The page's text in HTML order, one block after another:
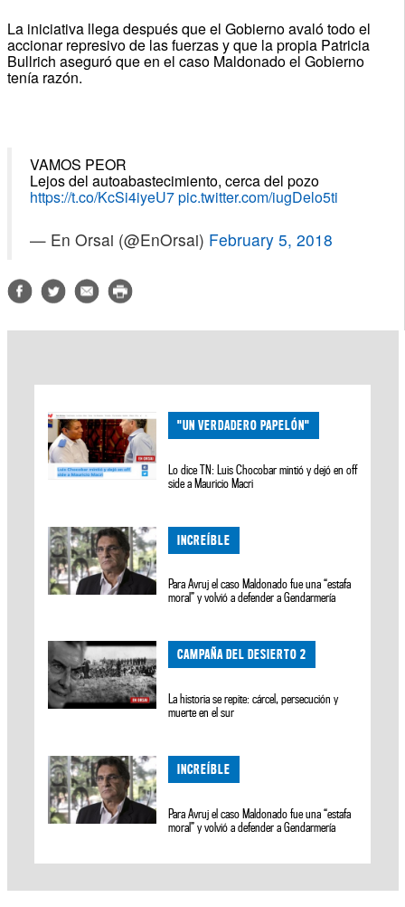
La iniciativa llega después que el Gobierno avaló todo el
accionar represivo de las fuerzas y que la propia Patricia
Bullrich aseguró que en el caso Maldonado el Gobierno
tenía razón.
VAMOS PEOR
Lejos del autoabastecimiento, cerca del pozo
https://t.co/KcSi4iyeU7pic.twitter.com/iugDelo5ti
— En Orsai (@EnOrsai) February 5, 2018
"UN VERDADERO PAPELÓN"
Lo dice TN: Luis Chocobar mintió y dejó en off
side a Mauricio Macri
INCREÍBLE
Para Avruj el caso Maldonado fue una “estafa
moral” y volvió a defender a Gendarmería
CAMPAÑA DEL DESIERTO 2
La historia se repite: cárcel, persecución y
muerte en el sur
INCREÍBLE
Para Avruj el caso Maldonado fue una “estafa
moral” y volvió a defender a Gendarmería